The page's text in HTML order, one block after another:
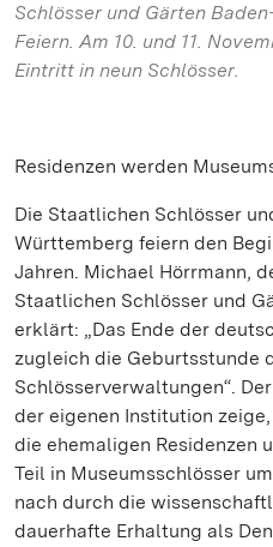
Schlösser und Gärten
Feiern. Am 10. und 11.
Eintritt in neun Schlösser.
Residenzen werden
Die Staatlichen Schlösser
Württemberg feiern den
Jahren. Michael Hörrmann,
Staatlichen Schlösser und
erklärt: „Das Ende der
zugleich die Geburtsstunde
Schlösserverwaltungen“.
der eigenen Institution
die ehemaligen Residenzen
Teil in Museumsschlösser
nach durch die
dauerhafte Erhaltung als